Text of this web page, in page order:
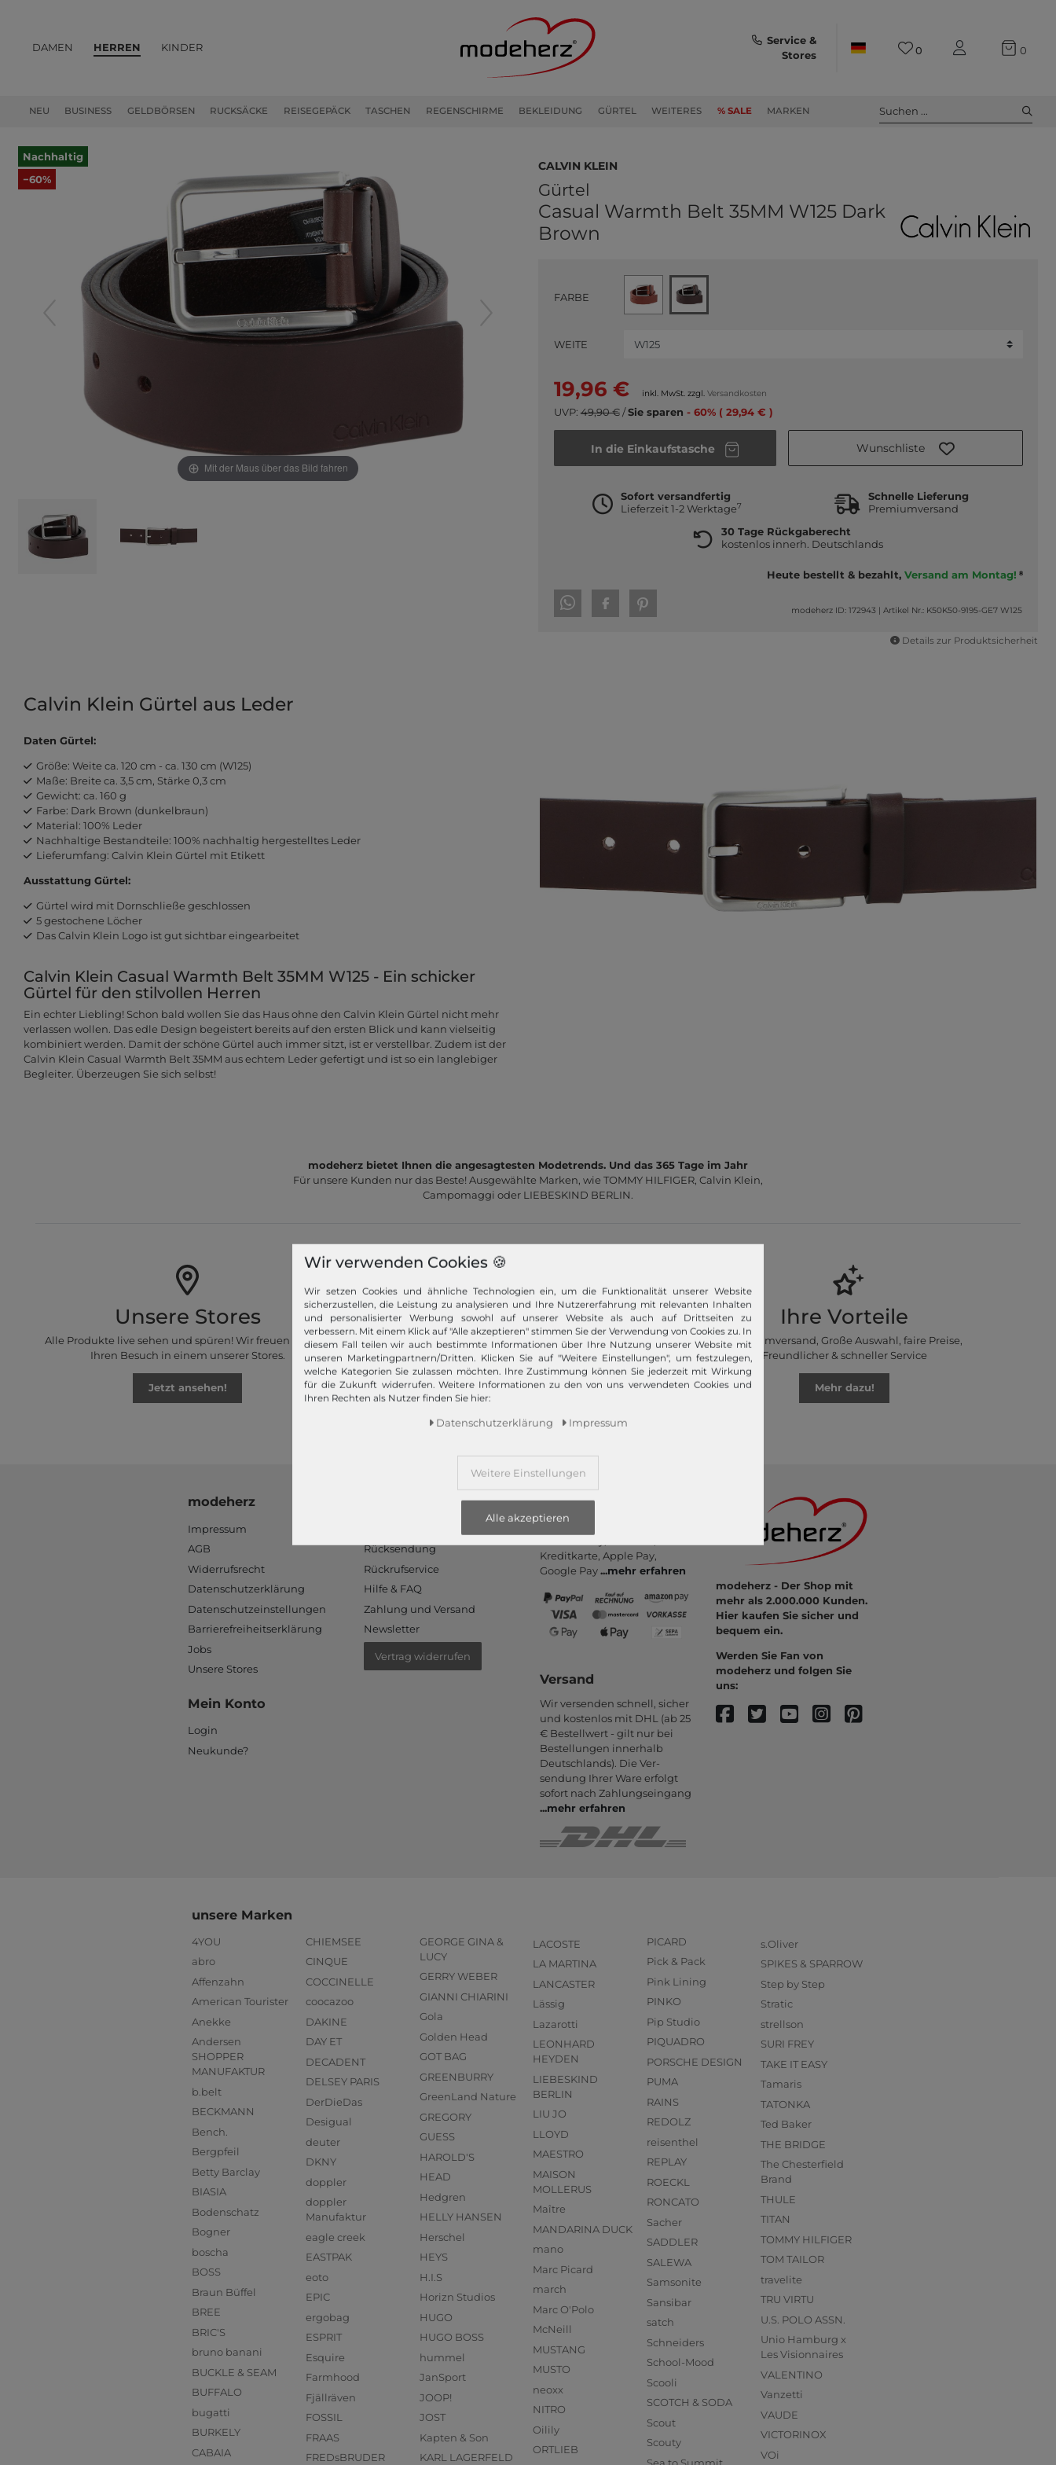
DAMEN HERREN
NEU BUSINESS GELDBÖRSEN RUCKSÄCKE REISEGEPÄCK TASCHEN REGENSCHIRME BEKLEIDUNG GÜRTEL WEITERES % SALE MARKEN
KINDER
Service &
Stores
0 0
Suchen ...
Nachhaltig
−60%
Mit der Maus über das Bild fahren
Calvin Klein
Gürtel
Casual Warmth Belt 35MM W125 Dark
Brown
FARBE
WEITE
19,96 € inkl. MwSt. zzgl. Versandkosten
UVP: 49,90 €/Sie sparen - 60% ( 29,94 € )
In die Einkaufstasche Wunschliste
Sofort versandfertig
Lieferzeit 1-2 Werktage7
Schnelle Lieferung
Premiumversand
30 Tage Rückgaberecht
kostenlos innerh. Deutschlands
Heute bestellt & bezahlt, Versand am Montag! 8
modeherz ID: 172943 |Artikel Nr.: K50K50-9195-GE7 W125
Details zur Produktsicherheit
Calvin Klein Gürtel aus Leder
Daten Gürtel:
Größe: Weite ca. 120 cm - ca. 130 cm (W125)
Maße: Breite ca. 3,5 cm, Stärke 0,3 cm
Gewicht: ca. 160 g
Farbe: Dark Brown (dunkelbraun)
Material: 100% Leder
Nachhaltige Bestandteile: 100% nachhaltig hergestelltes Leder
Lieferumfang: Calvin Klein Gürtel mit Etikett
Ausstattung Gürtel:
Gürtel wird mit Dornschließe geschlossen
5 gestochene Löcher
Das Calvin Klein Logo ist gut sichtbar eingearbeitet
Calvin Klein Casual Warmth Belt 35MM W125 - Ein schicker
Gürtel für den stilvollen Herren
Ein echter Liebling! Schon bald wollen Sie das Haus ohne den Calvin Klein Gürtel nicht mehr
verlassen wollen. Das edle Design begeistert bereits auf den ersten Blick und kann vielseitig
kombiniert werden. Damit der schöne Gürtel auch immer sitzt, ist er verstellbar. Zudem ist der
Calvin Klein Casual Warmth Belt 35MM aus echtem Leder gefertigt und ist so ein langlebiger
Begleiter. Überzeugen Sie sich selbst!
modeherz bietet Ihnen die angesagtesten Modetrends. Und das 365 Tage im Jahr
Für unsere Kunden nur das Beste! Ausgewählte Marken, wie TOMMY HILFIGER, Calvin Klein,
Campomaggi oder LIEBESKIND BERLIN.
Unsere Stores
Alle Produkte live sehen und spüren! Wir freuen uns auf
Ihren Besuch in einem unserer Stores.
Jetzt ansehen!
Schneller Versand!
Wir versenden Ihre Bestellung schnell per
Premiumversand.
Mehr dazu!
Ihre Vorteile
Premiumversand, Große Auswahl, faire Preise,
Freundlicher & schneller Service
Mehr dazu!
modeherz
Impressum
AGB
Widerrufsrecht
Datenschutzerklärung
Datenschutzeinstellungen
Barrierefreiheitserklärung
Jobs
Unsere Stores
Mein Konto
Login
Neukunde?
Rücksendung
Rückrufservice
Hilfe & FAQ
Zahlung und Versand
Newsletter
Vertrag widerrufen
Zahlungsarten
PayPal, Kauf auf Rechnung,
Kredit­karte, Apple Pay,
Google Pay...mehr erfahren
Versand
Wir versenden schnell, sicher
und kostenlos mit DHL (ab 25
€ Bestell­wert - gilt nur bei
Bestel­lungen inner­halb
Deutsch­lands). Die Ver­
sendung Ihrer Ware er­folgt
sofort nach Zahlungs­eingang
...mehr erfahren
modeherz - Der Shop mit
mehr als 2.000.000 Kunden.
Hier kaufen Sie sicher und
bequem ein.
Werden Sie Fan von
modeherz und folgen Sie
uns:
unsere Marken
4YOU
abro
Affenzahn
American Tourister
Anekke
Andersen
SHOPPER
MANUFAKTUR
b.belt
BECKMANN
Bench.
Bergpfeil
Betty Barclay
BIASIA
Bodenschatz
Bogner
boscha
BOSS
Braun Büffel
BREE
BRIC'S
bruno banani
BUCKLE & SEAM
BUFFALO
bugatti
BURKELY
CABAIA
CHIEMSEE
CINQUE
COCCINELLE
coocazoo
DAKINE
DAY ET
DECADENT
DELSEY PARIS
DerDieDas
Desigual
deuter
DKNY
doppler
doppler
Manufaktur
eagle creek
EASTPAK
eoto
EPIC
ergobag
ESPRIT
Esquire
Farmhood
Fjällräven
FOSSIL
FRAAS
FREDsBRUDER
GEORGE GINA &
LUCY
GERRY WEBER
GIANNI CHIARINI
Gola
Golden Head
GOT BAG
GREENBURRY
GreenLand Nature
GREGORY
GUESS
HAROLD'S
HEAD
Hedgren
HELLY HANSEN
Herschel
HEYS
H.I.S
Horizn Studios
HUGO
HUGO BOSS
hummel
JanSport
JOOP!
JOST
Kapten & Son
KARL LAGERFELD
LACOSTE
LA MARTINA
LANCASTER
Lässig
Lazarotti
LEONHARD
HEYDEN
LIEBESKIND
BERLIN
LIU JO
LLOYD
MAESTRO
MAISON
MOLLERUS
Maître
MANDARINA DUCK
mano
Marc Picard
march
Marc O'Polo
McNeill
MUSTANG
MUSTO
neoxx
NITRO
Oilily
ORTLIEB
PICARD
Pick & Pack
Pink Lining
PINKO
Pip Studio
PIQUADRO
PORSCHE DESIGN
PUMA
RAINS
REDOLZ
reisenthel
REPLAY
ROECKL
RONCATO
Sacher
SADDLER
SALEWA
Samsonite
Sansibar
satch
Schneiders
School-Mood
Scooli
SCOTCH & SODA
Scout
Scouty
s.Oliver
SPIKES & SPARROW
Step by Step
Stratic
strellson
SURI FREY
TAKE IT EASY
Tamaris
TATONKA
Ted Baker
THE BRIDGE
The Chesterfield
Brand
THULE
TITAN
TOMMY HILFIGER
TOM TAILOR
travelite
TRU VIRTU
U.S. POLO ASSN.
Unio Hamburg x
Les Visionnaires
VALENTINO
Vanzetti
VAUDE
VICTORINOX
VOi
Wir verwenden Cookies 🍪
Wir setzen Cookies und ähnliche Technologien ein, um die Funktionalität unserer Website
sicherzustellen, die Leistung zu analysieren und Ihre Nutzererfahrung mit relevanten Inhalten
und personalisierter Werbung sowohl auf unserer Website als auch auf Drittseiten zu
verbessern. Mit einem Klick auf "Alle akzeptieren" stimmen Sie der Verwendung von Cookies zu. In
diesem Fall teilen wir auch bestimmte Informationen über Ihre Nutzung unserer Website mit
unseren Marketingpartnern/Dritten. Klicken Sie auf "Weitere Einstellungen", um festzulegen,
welche Kategorien Sie zulassen möchten. Ihre Zustimmung können Sie jederzeit mit Wirkung
für die Zukunft widerrufen. Weitere Informationen zu den von uns verwendeten Cookies und
Ihren Rechten als Nutzer finden Sie hier:
Daten­schutz­erklärung Impressum
Weitere Einstellungen
Alle akzeptieren